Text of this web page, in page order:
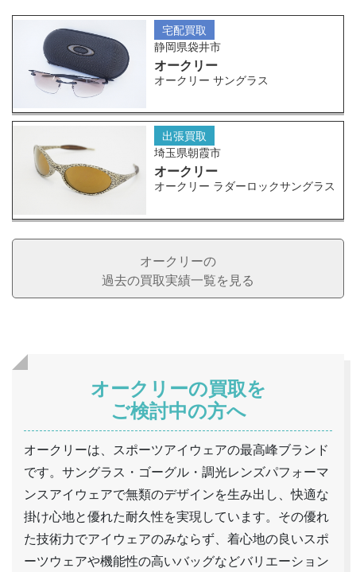
宅配買取
静岡県袋井市
オークリー
オークリー サングラス
出張買取
埼玉県朝霞市
オークリー
オークリー ラダーロックサングラス
オークリーの
過去の買取実績一覧を見る
オークリーの買取を
ご検討中の方へ
オークリーは、スポーツアイウェアの最高峰ブランド
です。サングラス・ゴーグル・調光レンズパフォーマ
ンスアイウェアで無類のデザインを生み出し、快適な
掛け心地と優れた耐久性を実現しています。その優れ
た技術力でアイウェアのみならず、着心地の良いスポ
ーツウェアや機能性の高いバッグなどバリエーション